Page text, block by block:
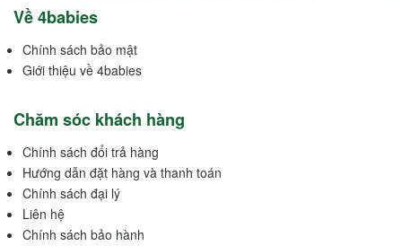
Về 4babies
Chính sách bảo mật
Giới thiệu về 4babies
Chăm sóc khách hàng
Chính sách đổi trả hàng
Hướng dẫn đặt hàng và thanh toán
Chính sách đại lý
Liên hệ
Chính sách bảo hành